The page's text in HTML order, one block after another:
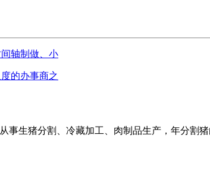
轴制做、小
的办事商之
事生猪分割、冷藏加工、肉制品生产，年分